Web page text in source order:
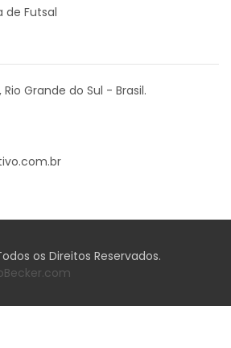
de Futsal
Grande do Sul - Brasil.
os Direitos Reservados.